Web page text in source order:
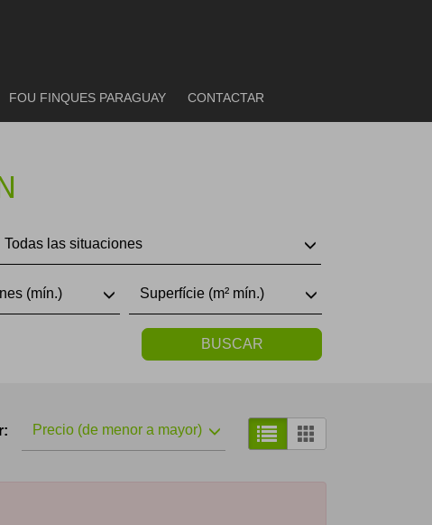
FOU FINQUES PARAGUAY CONTACTAR
Todas las situaciones
(mín.) Superfície (m² mín.)
BUSCAR
Precio (de menor a mayor)